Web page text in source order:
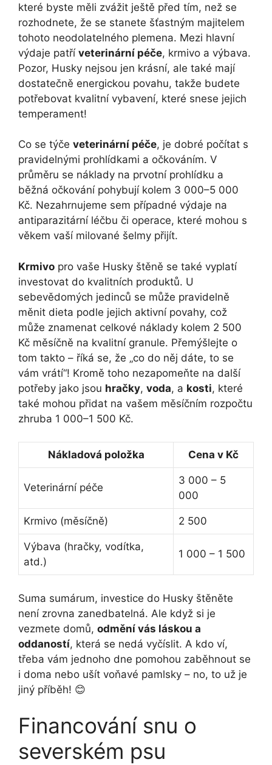
které byste měli zvážit ještě před tím, než se
rozhodnete, že se stanete šťastným majitelem
tohoto neodolatelného plemena. Mezi hlavní
výdaje patří veterinární péče, krmivo a výbava.
Pozor, Husky nejsou jen krásní, ale také mají
dostatečně energickou povahu, takže budete
potřebovat kvalitní vybavení, které snese jejich
temperament!
Co se týče veterinární péče, je dobré počítat s
pravidelnými prohlídkami a očkováním. V
průměru se náklady na prvotní prohlídku a
běžná očkování pohybují kolem 3 000–5 000
Kč. Nezahrnujeme sem případné výdaje na
antiparazitární léčbu či operace, které mohou s
věkem vaší milované šelmy přijít.
Krmivo pro vaše Husky štěně se také vyplatí
investovat do kvalitních produktů. U
sebevědomých jedinců se může pravidelně
měnit dieta podle jejich aktivní povahy, což
může znamenat celkové náklady kolem 2 500
Kč měsíčně na kvalitní granule. Přemýšlejte o
tom takto – říká se, že „co do něj dáte, to se
vám vrátí“! Kromě toho nezapomeňte na další
potřeby jako jsou hračky, voda, a kosti, které
také mohou přidat na vašem měsíčním rozpočtu
zhruba 1 000–1 500 Kč.
Nákladová položka Cena v Kč
Veterinární péče
3 000 – 5
000
Krmivo (měsíčně) 2 500
Výbava (hračky, vodítka,
atd.)
1 000 – 1 500
Suma sumárum, investice do Husky štěněte
není zrovna zanedbatelná. Ale když si je
vezmete domů, odmění vás láskou a
oddaností, která se nedá vyčíslit. A kdo ví,
třeba vám jednoho dne pomohou zaběhnout se
i doma nebo ušít voňavé pamlsky – no, to už je
jiný příběh! 😊
Financování snu o
severském psu